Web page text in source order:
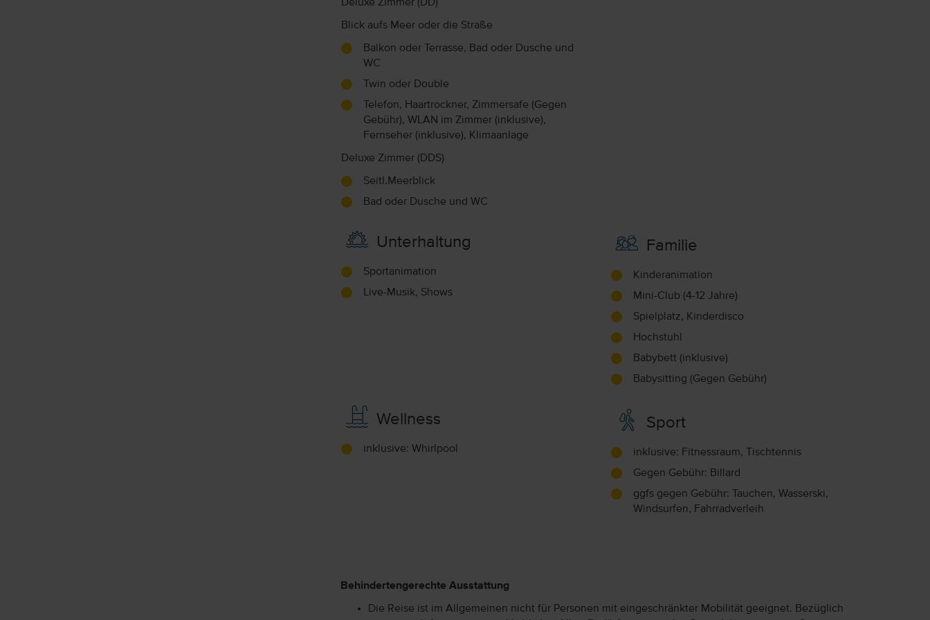
Deluxe Zimmer (DD)
Blick aufs Meer oder die Straße
Balkon oder Terrasse, Bad oder Dusche und
WC
Twin oder Double
Telefon, Haartrockner, Zimmersafe (Gegen
Gebühr), WLAN im Zimmer (inklusive),
Fernseher (inklusive), Klimaanlage
Deluxe Zimmer (DDS)
Seitl.Meerblick
Bad oder Dusche und WC
Unterhaltung
Sportanimation
Live-Musik, Shows
Familie
Kinderanimation
Mini-Club (4-12 Jahre)
Spielplatz, Kinderdisco
Hochstuhl
Babybett (inklusive)
Babysitting (Gegen Gebühr)
Wellness
inklusive: Whirlpool
Sport
inklusive: Fitnessraum, Tischtennis
Gegen Gebühr: Billard
ggfs gegen Gebühr: Tauchen, Wasserski,
Windsurfen, Fahrradverleih
Behindertengerechte Ausstattung
Die Reise ist im Allgemeinen nicht für Personen mit eingeschränkter Mobilität geeignet. Bezüglich